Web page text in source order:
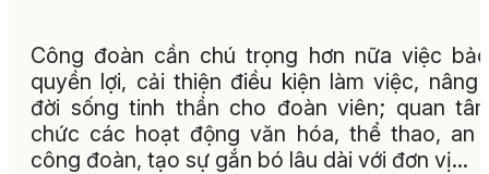
Công đoàn cần chú trọng hơn nữa việc
quyền lợi, cải thiện điều kiện làm việc, nâng
đời sống tinh thần cho đoàn viên; quan
chức các hoạt động văn hóa, thể thao, an
công đoàn, tạo sự gắn bó lâu dài với đơn vị…